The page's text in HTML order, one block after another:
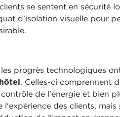
se sentent en sécurité
d'isolation visuelle pour
les progrès technologiques
. Celles-ci comprennent
de l'énergie et bien
l'expérience des clients,